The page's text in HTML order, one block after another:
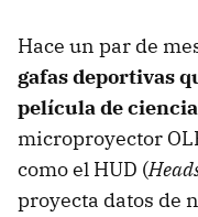
Hace un par de
gafas deportivas
película de
microproyector
como el HUD (
proyecta datos de